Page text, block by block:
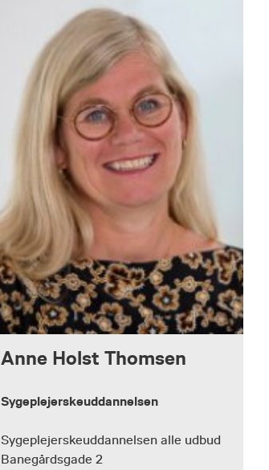
Anne Holst Thomsen
Sygeplejerskeuddannelsen
Sygeplejerskeuddannelsen alle udbud
Banegårdsgade 2